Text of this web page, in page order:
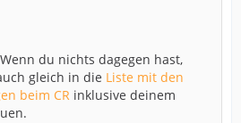
du nichts dagegen hast,
gleich in die Liste mit den
beim CR inklusive deinem